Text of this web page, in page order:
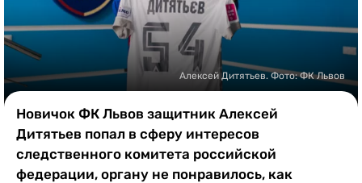
Букмекеры
Алексей Дитятьев. Фото: ФК Львов
Новичок ФК Львов защитник Алексей
Дитятьев попал в сферу интересов
следственного комитета российской
федерации, органу не понравилось, как